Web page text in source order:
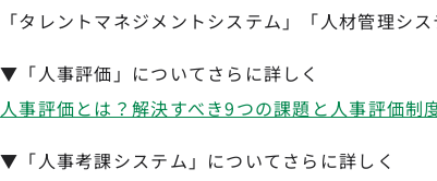
「タレントマネジメントシステム」「人材管理シス
▼「人事評価」についてさらに詳しく
人事評価とは？解決すべき9つの課題と人事評価制
▼「人事考課システム」についてさらに詳しく